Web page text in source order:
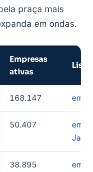
praça mais
em ondas.
Empresas
ativas
Lista
168.147
50.407
38.895